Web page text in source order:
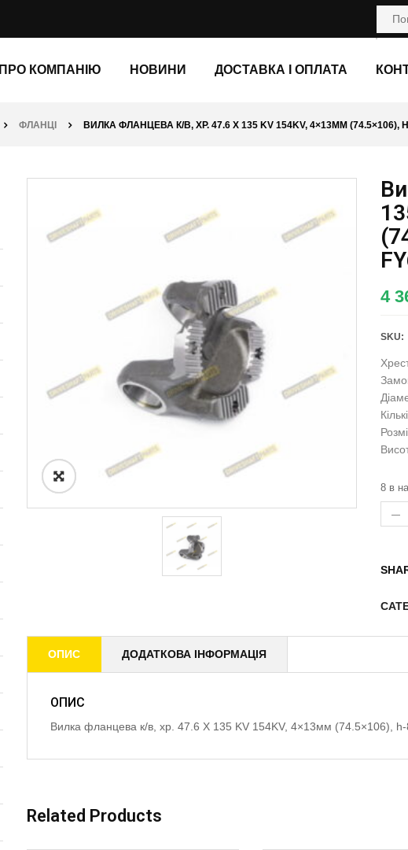
ПРО КОМПАНІЮ НОВИНИ ДОСТАВКА І ОПЛАТА
ФЛАНЦІ ВИЛКА ФЛАНЦЕВА К/В, ХР. 47.6 X 135 KV 154KV, 4×13ММ (74.5×106),
4
SKU:
8 в
ОПИС ДОДАТКОВА ІНФОРМАЦІЯ
ОПИС
Вилка фланцева к/в, хр. 47.6 X 135 KV 154KV, 4×13мм (74.5×106),
Related Products